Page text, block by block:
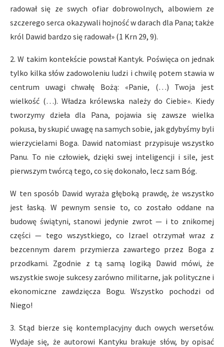
radował się ze swych ofiar dobrowolnych, albowiem ze
szczerego serca okazywali hojność w darach dla Pana; także
król Dawid bardzo się radował» (1 Krn 29, 9).
2. W takim kontekście powstał Kantyk. Poświęca on jednak
tylko kilka słów zadowoleniu ludzi i chwilę potem stawia w
centrum uwagi chwałę Bożą: «Panie, (…) Twoja jest
wielkość (…). Władza królewska należy do Ciebie». Kiedy
tworzymy dzieła dla Pana, pojawia się zawsze wielka
pokusa, by skupić uwagę na samych sobie, jak gdybyśmy byli
wierzycielami Boga. Dawid natomiast przypisuje wszystko
Panu. To nie człowiek, dzięki swej inteligencji i sile, jest
pierwszym twórcą tego, co się dokonało, lecz sam Bóg.
W ten sposób Dawid wyraża głęboką prawdę, że wszystko
jest łaską. W pewnym sensie to, co zostało oddane na
budowę świątyni, stanowi jedynie zwrot — i to znikomej
części — tego wszystkiego, co Izrael otrzymał wraz z
bezcennym darem przymierza zawartego przez Boga z
przodkami. Zgodnie z tą samą logiką Dawid mówi, że
wszystkie swoje sukcesy zarówno militarne, jak polityczne i
ekonomiczne zawdzięcza Bogu. Wszystko pochodzi od
Niego!
3. Stąd bierze się kontemplacyjny duch owych wersetów.
Wydaje się, że autorowi Kantyku brakuje słów, by opisać